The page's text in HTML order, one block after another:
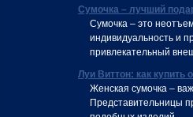
Сумочка – лучший
Сумочка – это
индивидуальность и
привлекательный
Луи Виттон: как купить
Женская сумочка –
Представительницы